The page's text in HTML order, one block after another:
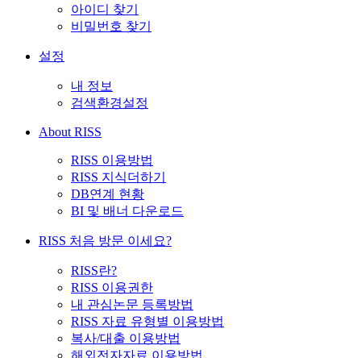
아이디 찾기
비밀번호 찾기
설정
내 정보
검색환경설정
About RISS
RISS 이용방법
RISS 지식더하기
DB연계 현황
BI 및 배너 다운로드
RISS 처음 방문 이세요?
RISS란?
RISS 이용권한
내 관심논문 등록방법
RISS 자료 유형별 이용방법
복사/대출 이용방법
해외전자자료 이용방법